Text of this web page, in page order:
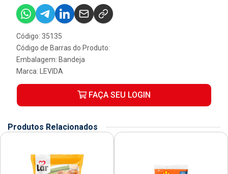
Código: 35135
Código de Barras do Produto:
Embalagem: Bandeja
Marca:
LEVIDA
FAÇA SEU LOGIN
Produtos Relacionados